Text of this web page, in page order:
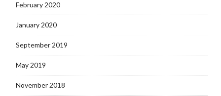
February 2020
January 2020
September 2019
May 2019
November 2018